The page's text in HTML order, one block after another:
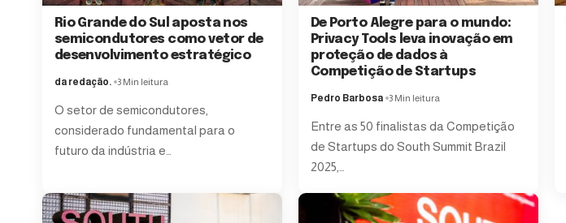
Rio Grande do Sul aposta nos
semicondutores como vetor de
desenvolvimento estratégico
da redação. 3 Min leitura
O setor de semicondutores,
considerado fundamental para o
futuro da indústria e
De Porto Alegre para o mundo:
Privacy Tools leva inovação em
proteção de dados à
Competição de Startups
Pedro Barbosa 3 Min leitura
Entre as 50 finalistas da Competição
de Startups do South Summit Brazil
2025,